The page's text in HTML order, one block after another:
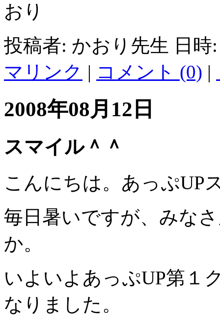
おり
投稿者: かおり先生 日時
マリンク | コメント (0) |
2008年08月12日
スマイル＾＾
こんにちは。あっぷUP
毎日暑いですが、みな
か。
いよいよあっぷUP第１
なりました。